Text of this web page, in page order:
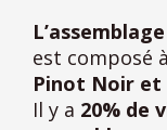
est composé à
Pinot Noir et
Il y a 20% de